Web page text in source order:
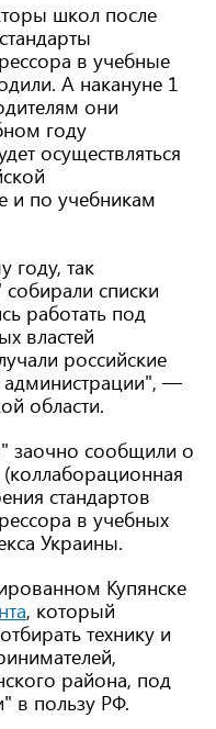
школ после
в учебные
А накануне 1
они
году
осуществляться
и по учебникам
году, так
списки
работать под
властей
российские
администрации", —
области.
заочно сообщили о
стандартов
в учебных
Украины.
Купянске
, который
технику и
района, под
в пользу РФ.